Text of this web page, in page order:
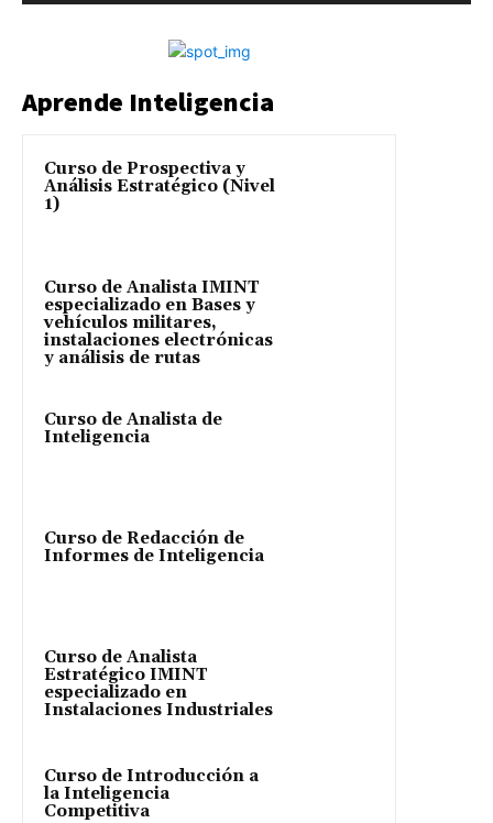
Aprende Inteligencia
Curso de Prospectiva y
Análisis Estratégico (Nivel
1)
Curso de Analista IMINT
especializado en Bases y
vehículos militares,
instalaciones electrónicas
y análisis de rutas
Curso de Analista de
Inteligencia
Curso de Redacción de
Informes de Inteligencia
Curso de Analista
Estratégico IMINT
especializado en
Instalaciones Industriales
Curso de Introducción a
la Inteligencia
Competitiva